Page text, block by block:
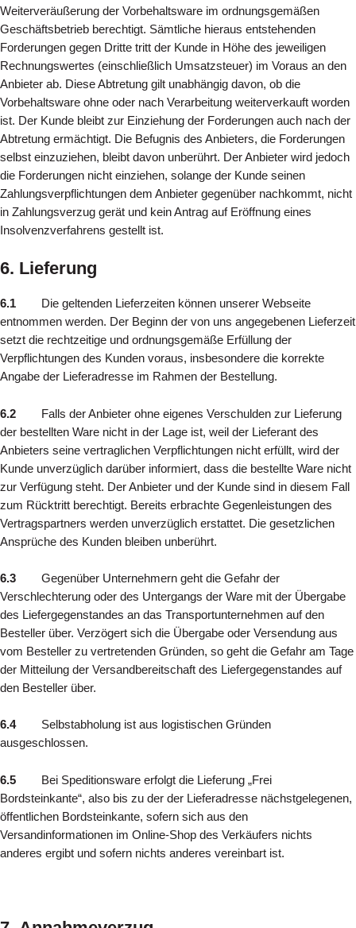
Weiterveräußerung der Vorbehaltsware im ordnungsgemäßen
Geschäftsbetrieb berechtigt. Sämtliche hieraus entstehenden
Forderungen gegen Dritte tritt der Kunde in Höhe des jeweiligen
Rechnungswertes (einschließlich Umsatzsteuer) im Voraus an den
Anbieter ab. Diese Abtretung gilt unabhängig davon, ob die
Vorbehaltsware ohne oder nach Verarbeitung weiterverkauft worden
ist. Der Kunde bleibt zur Einziehung der Forderungen auch nach der
Abtretung ermächtigt. Die Befugnis des Anbieters, die Forderungen
selbst einzuziehen, bleibt davon unberührt. Der Anbieter wird jedoch
die Forderungen nicht einziehen, solange der Kunde seinen
Zahlungsverpflichtungen dem Anbieter gegenüber nachkommt, nicht
in Zahlungsverzug gerät und kein Antrag auf Eröffnung eines
Insolvenzverfahrens gestellt ist.
6. Lieferung
6.1 Die geltenden Lieferzeiten können unserer Webseite
entnommen werden. Der Beginn der von uns angegebenen Lieferzeit
setzt die rechtzeitige und ordnungsgemäße Erfüllung der
Verpflichtungen des Kunden voraus, insbesondere die korrekte
Angabe der Lieferadresse im Rahmen der Bestellung.
6.2
Falls der Anbieter ohne eigenes Verschulden zur Lieferung
der bestellten Ware nicht in der Lage ist, weil der Lieferant des
Anbieters seine vertraglichen Verpflichtungen nicht erfüllt, wird der
Kunde unverzüglich darüber informiert, dass die bestellte Ware nicht
zur Verfügung steht. Der Anbieter und der Kunde sind in diesem Fall
zum Rücktritt berechtigt. Bereits erbrachte Gegenleistungen des
Vertragspartners werden unverzüglich erstattet. Die gesetzlichen
Ansprüche des Kunden bleiben unberührt.
6.3
Gegenüber Unternehmern geht die Gefahr der
Verschlechterung oder des Untergangs der Ware mit der Übergabe
des Liefergegenstandes an das Transportunternehmen auf den
Besteller über. Verzögert sich die Übergabe oder Versendung aus
vom Besteller zu vertretenden Gründen, so geht die Gefahr am Tage
der Mitteilung der Versandbereitschaft des Liefergegenstandes auf
den Besteller über.
6.4
Selbstabholung ist aus logistischen Gründen
ausgeschlossen.
6.5
Bei Speditionsware erfolgt die Lieferung „Frei
Bordsteinkante“, also bis zu der der Lieferadresse nächstgelegenen,
öffentlichen Bordsteinkante, sofern sich aus den
Versandinformationen im Online-Shop des Verkäufers nichts
anderes ergibt und sofern nichts anderes vereinbart ist.